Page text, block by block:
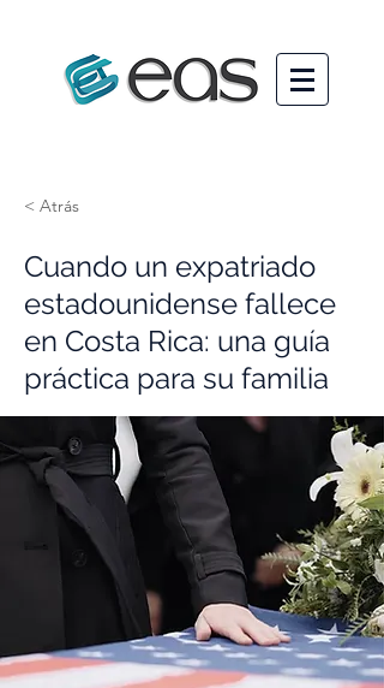
< Atrás
Cuando un expatriado
estadounidense fallece
en Costa Rica: una guía
práctica para su familia